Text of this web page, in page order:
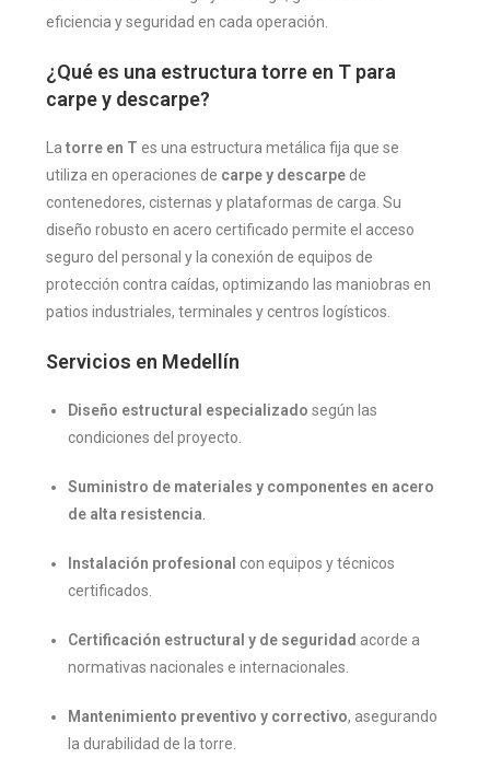
eficiencia y seguridad en cada operación.
¿Qué es una estructura torre en T para
carpe y descarpe?
Latorre en T es una estructura metálica fija que se
utiliza en operaciones de carpe y descarpe de
contenedores, cisternas y plataformas de carga. Su
diseño robusto en acero certificado permite el acceso
seguro del personal y la conexión de equipos de
protección contra caídas, optimizando las maniobras en
patios industriales, terminales y centros logísticos.
Servicios en Medellín
Diseño estructural especializado según las
condiciones del proyecto.
Suministro de materiales y componentes en acero
de alta resistencia
Instalación profesional con equipos y técnicos
certificados.
Certificación estructural y de seguridad acorde a
normativas nacionales e internacionales.
Mantenimiento preventivo y correctivo, asegurando
la durabilidad de la torre.